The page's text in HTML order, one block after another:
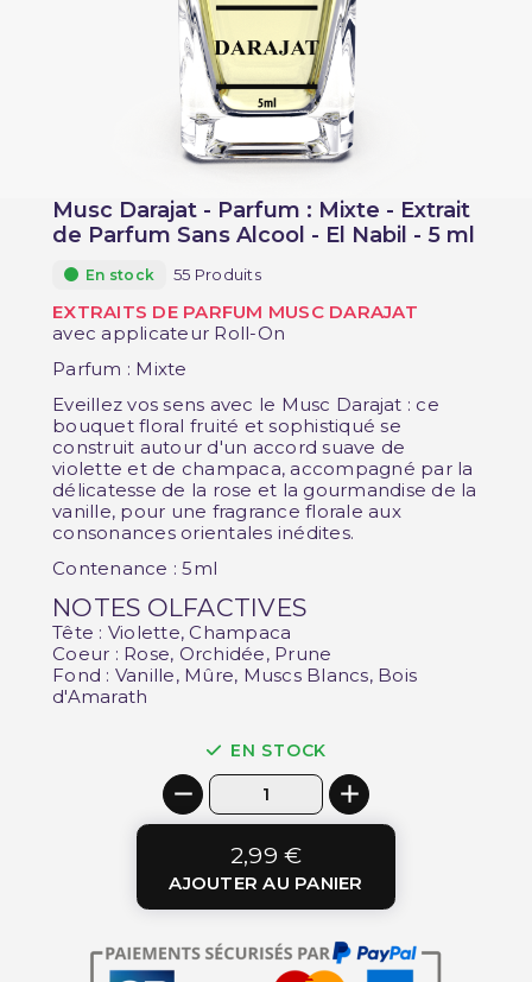
Musc Darajat - Parfum : Mixte - Extrait
de Parfum Sans Alcool - El Nabil - 5 ml
En stock 55 Produits
EXTRAITS DE PARFUM MUSC DARAJAT
avec applicateur Roll-On
Parfum : Mixte
Eveillez vos sens avec le Musc Darajat : ce
bouquet floral fruité et sophistiqué se
construit autour d'un accord suave de
violette et de champaca, accompagné par la
délicatesse de la rose et la gourmandise de la
vanille, pour une fragrance florale aux
consonances orientales inédites.
Contenance : 5ml
NOTES OLFACTIVES
Tête : Violette, Champaca
Coeur : Rose, Orchidée, Prune
Fond : Vanille, Mûre, Muscs Blancs, Bois
d'Amarath
EN STOCK
2,99 €
AJOUTER AU PANIER